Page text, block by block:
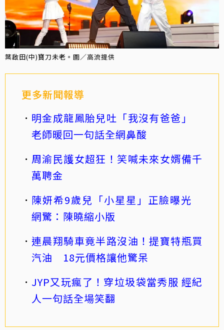
葉啟田(中)寶刀未老。圖／高流提供
更多新聞報導
明金成龍鳳胎兒吐「我沒有爸爸」
老師暖回一句話全網鼻酸
周渝民護女超狂！笑喊未來女婿備千
萬聘金
陳妍希9歲兒「小星星」正臉曝光
網驚：陳曉縮小版
連晨翔騎車竟半路沒油！提寶特瓶買
汽油 18元價格讓他驚呆
JYP又玩瘋了！穿垃圾袋當秀服 經紀
人一句話全場笑翻